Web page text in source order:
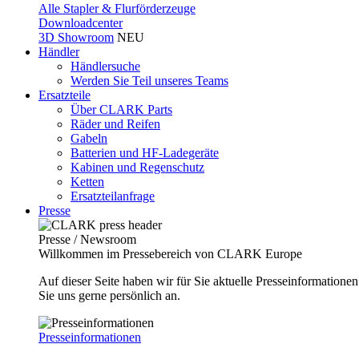
Alle Stapler & Flurförderzeuge
Downloadcenter
3D Showroom NEU
Händler
Händlersuche
Werden Sie Teil unseres Teams
Ersatzteile
Über CLARK Parts
Räder und Reifen
Gabeln
Batterien und HF-Ladegeräte
Kabinen und Regenschutz
Ketten
Ersatzteilanfrage
Presse
Presse / Newsroom
Willkommen im Pressebereich von CLARK Europe
Auf dieser Seite haben wir für Sie aktuelle
Sie uns gerne persönlich an.
Presseinformationen